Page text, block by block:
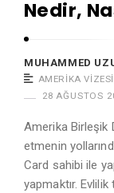
Nedir,
MUHAMMED
AMERIKA VIZESI
28 AĞUSTOS
Amerika Birleşik
etmenin
Card sahibi ile
yapmaktır.